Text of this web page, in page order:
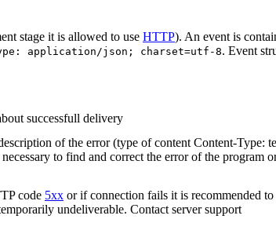
stage it is allowed to use HTTP). An event is
application/json; charset=utf-8. Event
successfull delivery
of the error (type of content Content-Type:
to find and correct the error of the program
code 5xx or if connection fails it is recommended
undeliverable. Contact server support